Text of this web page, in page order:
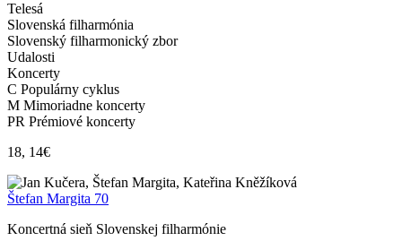
Telesá
Slovenská filharmónia
Slovenský filharmonický zbor
Udalosti
Koncerty
C Populárny cyklus
M Mimoriadne koncerty
PR Prémiové koncerty
18, 14€
Štefan Margita 70
Koncertná sieň Slovenskej filharmónie